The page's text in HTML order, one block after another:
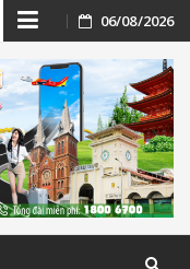
Skip
to
content
06/08/2026